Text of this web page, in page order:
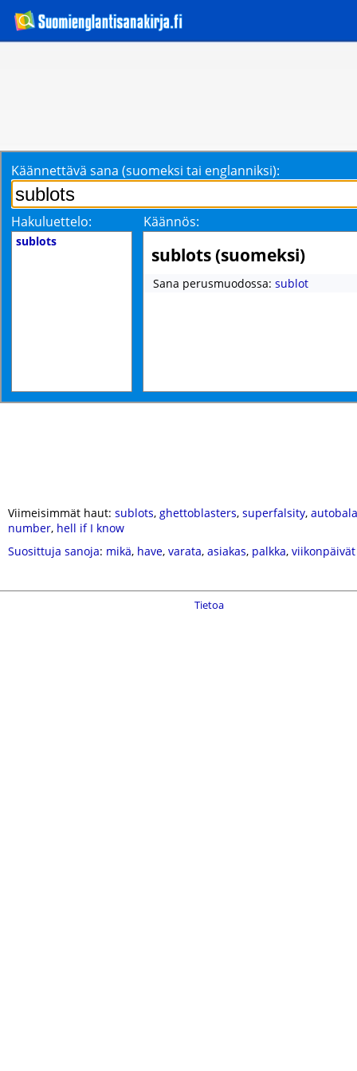
Käännettävä sana (suomeksi tai englanniksi):
Hakuluettelo: Käännös:
sublots
sublots (suomeksi)
Sana perusmuodossa: sublot
Viimeisimmät haut: sublots, ghettoblasters, superfalsity,
number, hell if I know
Suosittuja sanoja: mikä, have, varata, asiakas, palkka, viikonpäivät
Tietoa